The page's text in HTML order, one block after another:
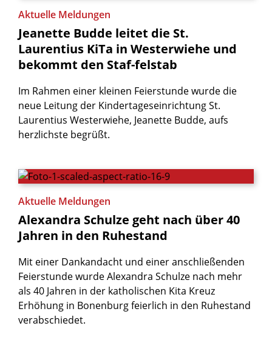
Aktuelle Meldungen
Jeanette Budde leitet die St.
Laurentius KiTa in Westerwiehe und
bekommt den Staf-felstab
Im Rahmen einer kleinen Feierstunde wurde die
neue Leitung der Kindertageseinrichtung St.
Laurentius Westerwiehe, Jeanette Budde, aufs
herzlichste begrüßt.
Aktuelle Meldungen
Alexandra Schulze geht nach über40
Jahren in den Ruhestand
Mit einer Dankandacht und einer anschließenden
Feierstunde wurde Alexandra Schulze nach mehr
als 40 Jahren in der katholischen Kita Kreuz
Erhöhung in Bonenburg feierlich in den Ruhestand
verabschiedet.